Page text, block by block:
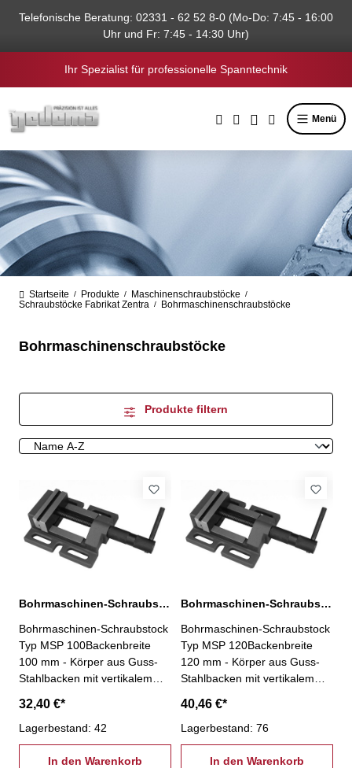
springen
Telefonische Beratung: 02331 - 62 52 8-0 (Mo-Do: 7:45 - 16:00
Uhr und Fr: 7:45 - 14:30 Uhr)
Ihr Spezialist für professionelle Spanntechnik
Menü
Startseite / Produkte / Maschinenschraubstöcke /
Schraubstöcke Fabrikat Zentra / Bohrmaschinenschraubstöcke
Bohrmaschinenschraubstöcke
Produkte filtern
Bohrmaschinen-Schraubstock Typ MSP 100
Bohrmaschinen-Schraubstock
Typ MSP 100Backenbreite
100 mm - Körper aus Guss-
Stahlbacken mit vertikalem
32,40 €*
Lagerbestand: 42
In den Warenkorb
Bohrmaschinen-Schraubstock Typ MSP 120
Bohrmaschinen-Schraubstock
Typ MSP 120Backenbreite
120 mm - Körper aus Guss-
Stahlbacken mit vertikalem
40,46 €*
Lagerbestand: 76
In den Warenkorb